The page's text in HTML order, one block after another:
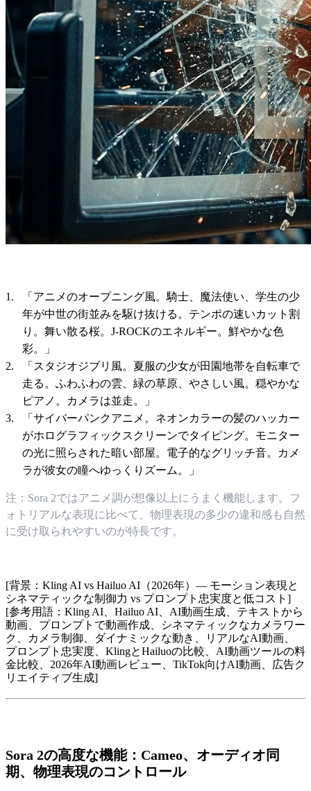
「アニメのオープニング風。騎士、魔法使い、学生の少
年が中世の街並みを駆け抜ける。テンポの速いカット割
り。舞い散る桜。J-ROCKのエネルギー。鮮やかな色
彩。」
「スタジオジブリ風。夏服の少女が田園地帯を自転車で
走る。ふわふわの雲、緑の草原、やさしい風。穏やかな
ピアノ。カメラは並走。」
「サイバーパンクアニメ。ネオンカラーの髪のハッカー
がホログラフィックスクリーンでタイピング。モニター
の光に照らされた暗い部屋。電子的なグリッチ音。カメ
ラが彼女の瞳へゆっくりズーム。」
注：Sora 2ではアニメ調が想像以上にうまく機能します。フ
ォトリアルな表現に比べて、物理表現の多少の違和感も自然
に受け取られやすいのが特長です。
[背景：Kling AI vs Hailuo AI（2026年）— モーション表現と
シネマティックな制御力 vs プロンプト忠実度と低コスト]
[参考用語：Kling AI、Hailuo AI、AI動画生成、テキストから
動画、プロンプトで動画作成、シネマティックなカメラワー
ク、カメラ制御、ダイナミックな動き、リアルなAI動画、
プロンプト忠実度、KlingとHailuoの比較、AI動画ツールの料
金比較、2026年AI動画レビュー、TikTok向けAI動画、広告ク
リエイティブ生成]
Sora 2の高度な機能：Cameo、オーディオ同
期、物理表現のコントロール